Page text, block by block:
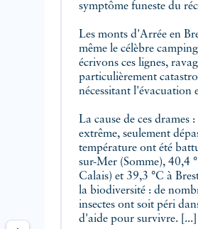
symptôme funeste du
Les monts d'Arrée en
même le célèbre
écrivons ces lignes,
particulièrement
nécessitant l'évacuation
La cause de ces
extrême, seulement
température ont été
sur-Mer (Somme), 40,4
Calais) et 39,3 °C à
la biodiversité : de
insectes ont soit péri
d'aide pour survivre. [...]